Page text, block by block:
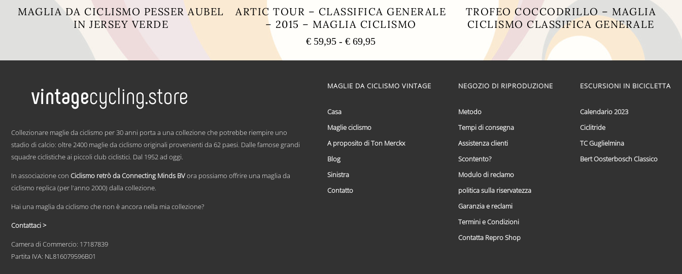
MAGLIA DA CICLISMO PESSER AUBEL
IN JERSEY VERDE
prodotto
ha
opzioni
possono
nella
pagina
del
prodotto
ARTIC TOUR – CLASSIFICA GENERALE
– 2015 – MAGLIA CICLISMO
€ 59,95 - € 69,95Fascia
prezzo:
€ 59,95
più
opzioni
essere
scelte
nella
pagina
prodotto
TROFEO COCCODRILLO – MAGLIA
CICLISMO CLASSIFICA GENERALE
Questo
pagina
prodotto
Collezionare maglie da ciclismo per 30 anni porta a una collezione che potrebbe riempire uno
stadio di calcio: oltre 2400 maglie da ciclismo originali provenienti da 62 paesi. Dalle famose grandi
squadre ciclistiche ai piccoli club ciclistici. Dal 1952 ad oggi.
In associazione con Ciclismo retrò da Connecting Minds BVora possiamo offrire una maglia da
ciclismo replica (per l'anno 2000) dalla collezione.
Hai una maglia da ciclismo che non è ancora nella mia collezione?
Contattaci >
Camera di Commercio: 17187839
Partita IVA: NL816079596B01
MAGLIE DA CICLISMO VINTAGE
Casa
Maglie ciclismo
A proposito di Ton Merckx
Blog
Sinistra
Contatto
NEGOZIO DI RIPRODUZIONE
Metodo
Tempi di consegna
Assistenza clienti
Scontento?
Modulo di reclamo
politica sulla riservatezza
Garanzia e reclami
Termini e Condizioni
Contatta Repro Shop
ESCURSIONI IN BICICLETTA
Calendario 2023
Ciclitride
TC Guglielmina
Bert Oosterbosch Classico